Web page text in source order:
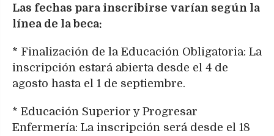
Las fechas para inscribirse varían según la
línea de la beca:
* Finalización de la Educación Obligatoria: La
inscripción estará abierta desde el 4 de
agosto hasta el 1 de septiembre.
* Educación Superior y Progresar
Enfermería: La inscripción será desde el 18